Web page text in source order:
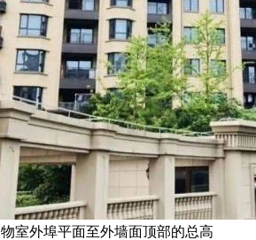
室外埠平面至外墙面顶部的总高